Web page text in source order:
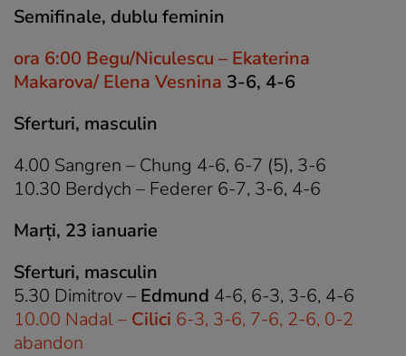
Semifinale, dublu feminin
ora 6:00 Begu/Niculescu – Ekaterina
Makarova/ Elena Vesnina 3-6, 4-6
Sferturi, masculin
4.00 Sangren – Chung 4-6, 6-7 (5), 3-6
10.30 Berdych – Federer 6-7, 3-6, 4-6
Marți, 23 ianuarie
Sferturi, masculin
5.30 Dimitrov – Edmund 4-6, 6-3, 3-6, 4-6
10.00 Nadal – Cilici 6-3, 3-6, 7-6, 2-6, 0-2
abandon